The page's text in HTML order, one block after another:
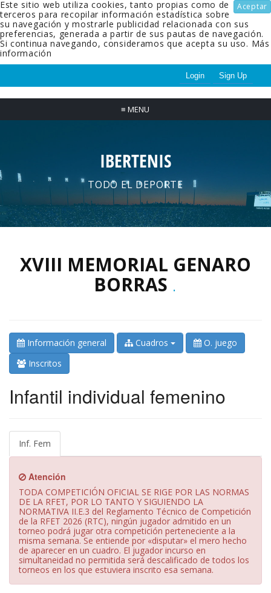
Aceptar
Este sitio web utiliza cookies, tanto propias como de
terceros para recopilar información estadística sobre
su navegación y mostrarle publicidad relacionada con sus
preferencias, generada a partir de sus pautas de navegación.
Si continua navegando, consideramos que acepta su uso. Más
información
Login Sign Up
≡ MENU
IBERTENIS
TODO EL DEPORTE
XVIII MEMORIAL GENARO
BORRAS .
Información general Cuadros
O. juego
Inscritos
Infantil individual femenino
Inf. Fem
Atención
TODA COMPETICIÓN OFICIAL SE RIGE POR LAS NORMAS
DE LA RFET, POR LO TANTO Y SIGUIENDO LA
NORMATIVA II.E.3 del Reglamento Técnico de Competición
de la RFET 2026 (RTC), ningún jugador admitido en un
torneo podrá jugar otra competición perteneciente a la
misma semana. Se entiende por «disputar» el mero hecho
de aparecer en un cuadro. El jugador incurso en
simultaneidad no permitida será descalificado de todos los
torneos en los que estuviera inscrito esa semana.